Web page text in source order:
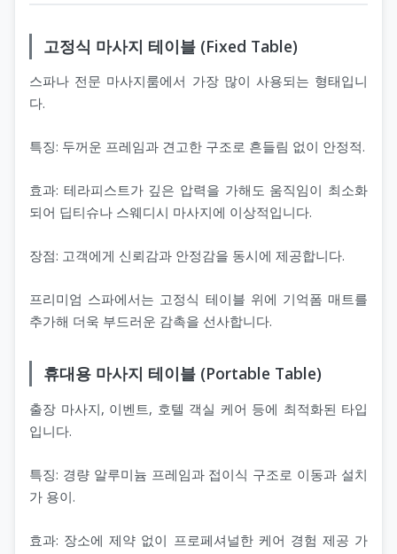
고정식 마사지 테이블 (Fixed Table)
스파나 전문 마사지룸에서 가장 많이 사용되는 형태입니
다.
특징: 두꺼운 프레임과 견고한 구조로 흔들림 없이 안정적.
효과: 테라피스트가 깊은 압력을 가해도 움직임이 최소화
되어 딥티슈나 스웨디시 마사지에 이상적입니다.
장점: 고객에게 신뢰감과 안정감을 동시에 제공합니다.
프리미엄 스파에서는 고정식 테이블 위에 기억폼 매트를
추가해 더욱 부드러운 감촉을 선사합니다.
휴대용 마사지 테이블 (Portable Table)
출장 마사지, 이벤트, 호텔 객실 케어 등에 최적화된 타입
입니다.
특징: 경량 알루미늄 프레임과 접이식 구조로 이동과 설치
가 용이.
효과: 장소에 제약 없이 프로페셔널한 케어 경험 제공 가